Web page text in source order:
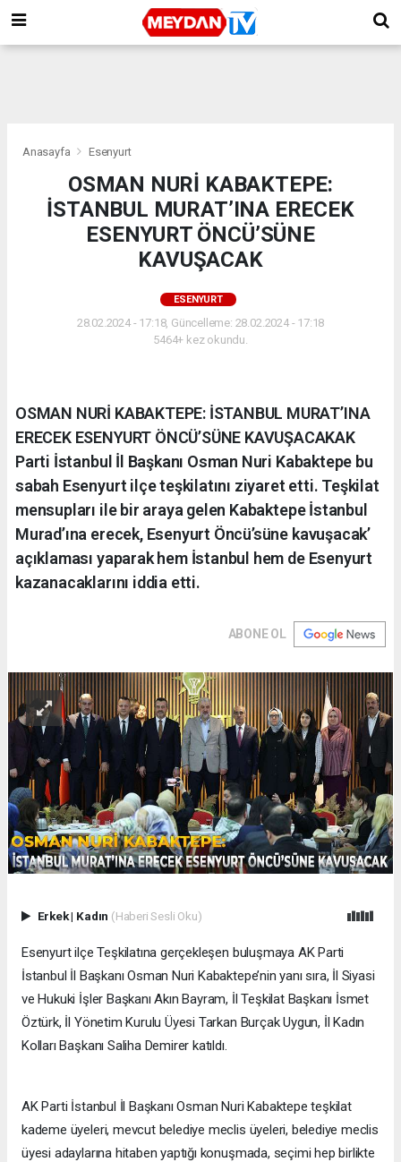
Anasayfa Esenyurt
OSMAN NURİ KABAKTEPE:
İSTANBUL MURAT’INA ERECEK
ESENYURT ÖNCÜ’SÜNE
KAVUŞACAK
ESENYURT
28.02.2024 - 17:18, Güncelleme: 28.02.2024 - 17:18
5464+ kez okundu.
OSMAN NURİ KABAKTEPE: İSTANBUL MURAT’INA
ERECEK ESENYURT ÖNCÜ’SÜNE KAVUŞACAKAK
Parti İstanbul İl Başkanı Osman Nuri Kabaktepe bu
sabah Esenyurt ilçe teşkilatını ziyaret etti. Teşkilat
mensupları ile bir araya gelen Kabaktepe İstanbul
Murad’ına erecek, Esenyurt Öncü’süne kavuşacak’
açıklaması yaparak hem İstanbul hem de Esenyurt
kazanacaklarını iddia etti.
ABONE OL
Erkek| Kadın (Haberi Sesli Oku)
Esenyurt ilçe Teşkilatına gerçekleşen buluşmaya AK Parti
İstanbul İl Başkanı Osman Nuri Kabaktepe’nin yanı sıra, İl Siyasi
ve Hukuki İşler Başkanı Akın Bayram, İl Teşkilat Başkanı İsmet
Öztürk, İl Yönetim Kurulu Üyesi Tarkan Burçak Uygun, İl Kadın
Kolları Başkanı Saliha Demirer katıldı.
AK Parti İstanbul İl Başkanı Osman Nuri Kabaktepe teşkilat
kademe üyeleri, mevcut belediye meclis üyeleri, belediye meclis
üyesi adaylarına hitaben yaptığı konuşmada, seçimi hep birlikte